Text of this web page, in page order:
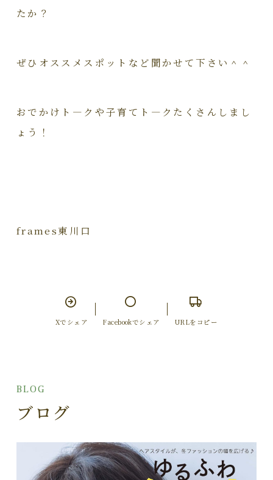
たか？
ぜひオススメスポットなど聞かせて下さい＾＾
おでかけト―クや子育てト―クたくさんしまし
ょう！
frames東川口
Xでシェア Facebookでシェア URLをコピー
BLOG
ブログ